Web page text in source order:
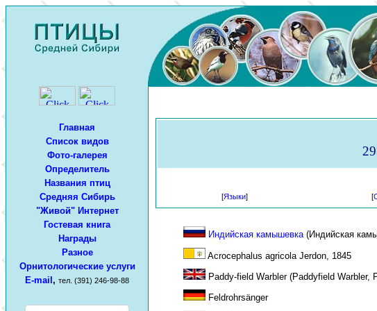
Главная
Список видов
Фото-галерея
Определитель
Названия птиц
Средняя Сибирь
"Живой" Интернет
Гостевая книга
Награды
Разное
Орнитологические услуги
E-mail , тел. (391) 246-98-88
[Языки] [
Индийская камышевка(Индийская
Acrocephalus agricola Jerdon, 1845
Paddy-field Warbler (Paddyfield Warbler,
Feldrohrsänger